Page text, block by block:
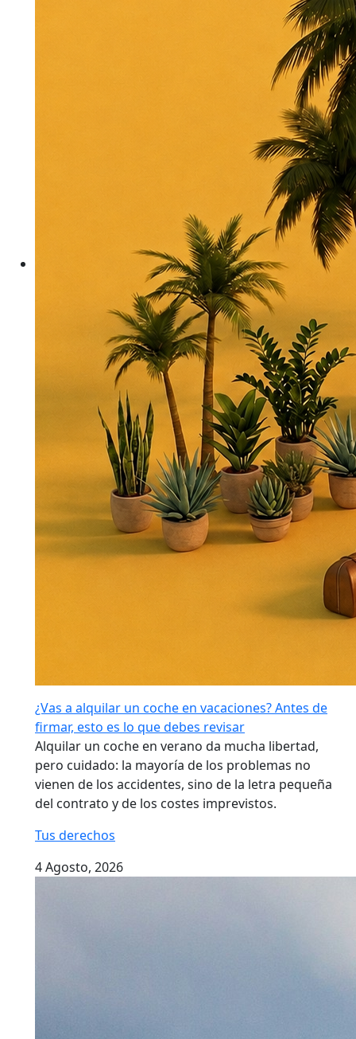
¿Vas a alquilar un coche en vacaciones? Antes de
firmar, esto es lo que debes revisar
Alquilar un coche en verano da mucha libertad,
pero cuidado: la mayoría de los problemas no
vienen de los accidentes, sino de la letra pequeña
del contrato y de los costes imprevistos.
Tus derechos
4 Agosto, 2026